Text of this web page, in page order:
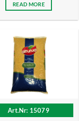
READ MORE
Art.Nr: 15079